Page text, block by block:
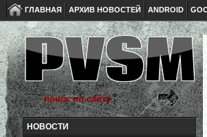
ГЛАВНАЯ АРХИВ НОВОСТЕЙ ANDROID
НОВОСТИ